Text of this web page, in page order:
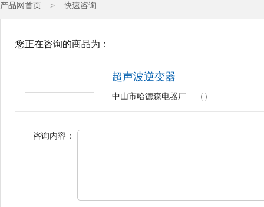
产品网首页 > 快速咨询
您正在咨询的商品为：
超声波逆变器
中山市哈德森电器厂 （）
咨询内容：